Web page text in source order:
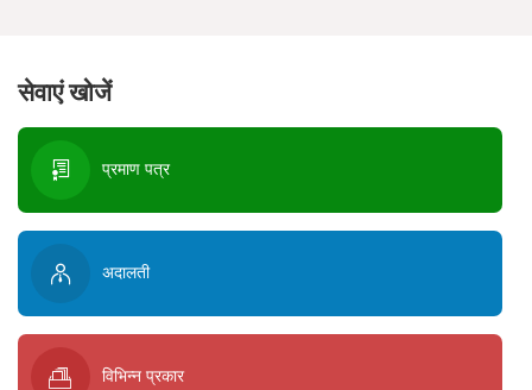
सेवाएं खोजें
प्रमाण पत्र
अदालती
विभिन्न प्रकार